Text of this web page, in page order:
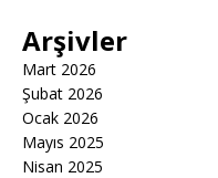
Arşivler
Mart 2026
Şubat 2026
Ocak 2026
Mayıs 2025
Nisan 2025